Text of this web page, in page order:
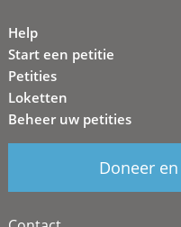
Help
Start een petitie
Petities
Loketten
Beheer uw petities
Doneer